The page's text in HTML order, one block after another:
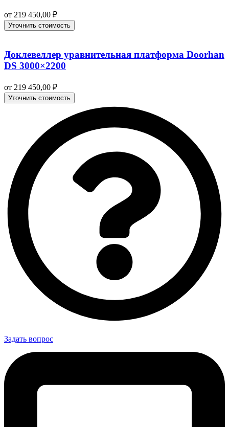
от 219 450,00 ₽
Уточнить стоимость
Доклевеллер уравнительная платформа Doorhan
DS 3000×2200
от 219 450,00 ₽
Уточнить стоимость
Задать вопрос